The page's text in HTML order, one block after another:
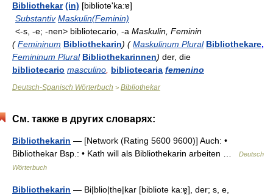
Bibliothekar (in) [bibliote'ka:ɐ]
Substantiv Maskulin(Feminin)
<-s, -e; -nen> bibliotecario, -a Maskulin, Feminin
( Femininum Bibliothekarin) ( Maskulinum Plural Bibliothekare,
Femininum Plural Bibliothekarinnen) der, die
bibliotecario masculino bibliotecaria femenino
Deutsch-Spanisch Wörterbuch > Bibliothekar
См. также в других словарях:
Bibliothekarin — [Network (Rating 5600 9600)] Auch: •
Bibliothekar Bsp.: • Kath will als Bibliothekarin arbeiten …
Deutsch
Wörterbuch
Bibliothekarin — Bi|blio|the|kar [bibliote ka:ɐ̯], der; s, e,